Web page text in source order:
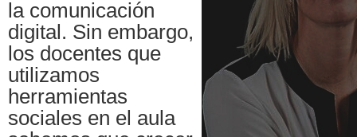
la comunicación
digital. Sin embargo,
los docentes que
utilizamos
herramientas
sociales en el aula